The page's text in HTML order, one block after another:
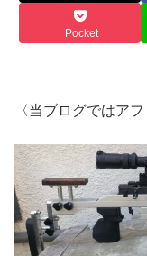
Pocket
〈当ブログではア